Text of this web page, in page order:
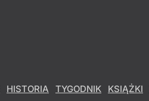
HISTORIA TYGODNIK KSIĄŻKI